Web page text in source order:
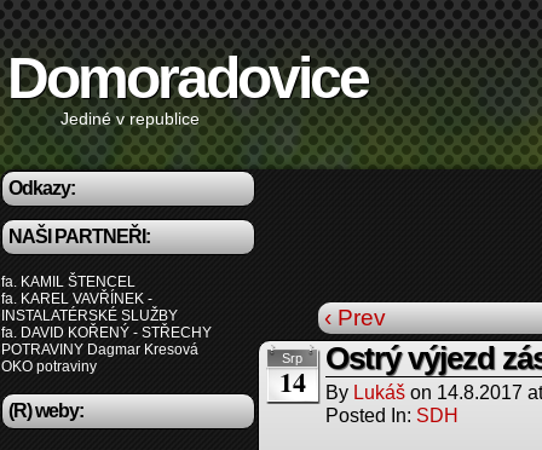
Domoradovice
Jediné v republice
Odkazy:
NAŠI PARTNEŘI:
fa. KAMIL ŠTENCEL
fa. KAREL VAVŘÍNEK -
INSTALATÉRSKÉ SLUŽBY
fa. DAVID KOŘENÝ - STŘECHY
POTRAVINY Dagmar Kresová
OKO potraviny
(R) weby:
‹ Prev
Srp
14
Ostrý výjezd
By Lukáš on 14.8.2017
Posted In: SDH